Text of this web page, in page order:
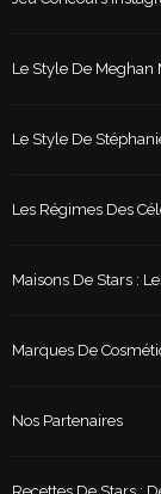
Le Style De Meghan
Le Style De
Les Régimes Des
Maisons De Stars :
Marques De
Nos Partenaires